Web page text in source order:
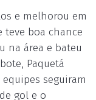
e melhorou em
teve boa chance
na área e bateu
Paquetá
seguiram
gol e o